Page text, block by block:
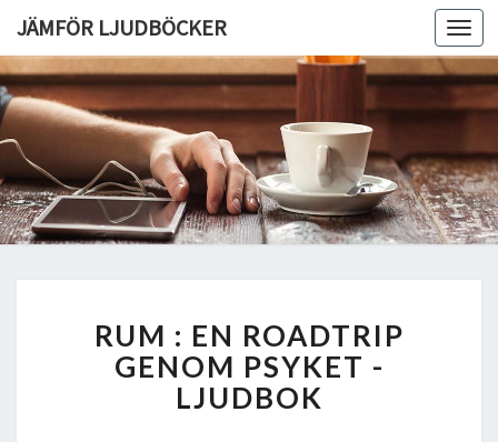
JÄMFÖR LJUDBÖCKER
U
M
:
E
RUM : EN ROADTRIP
GENOM PSYKET -
LJUDBOK